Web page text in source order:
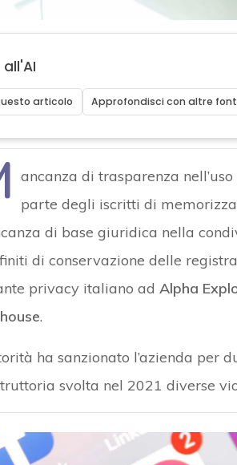
articolo Approfondisci con altre
ancanza di trasparenza
parte degli iscritti di
di base giuridica nella
di conservazione delle
privacy italiano ad Alpha
.
ha sanzionato l’azienda
svolta nel 2021 diverse